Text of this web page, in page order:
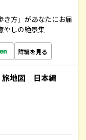
き方」があなたにお届
やしの絶景集
詳細を見る
地図 日本編